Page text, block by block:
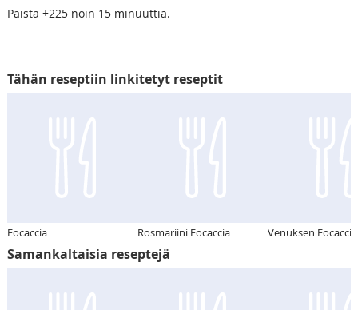
Paista +225 noin 15 minuuttia.
Tähän reseptiin linkitetyt reseptit
Focaccia Rosmariini Focaccia Venuksen
Samankaltaisia reseptejä